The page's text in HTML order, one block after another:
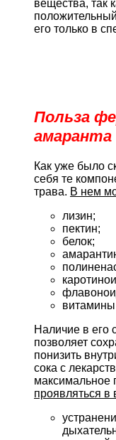
вещества, так
его только в
Польза
амаранта
Как уже было
себя те
трава. В нем
лизин;
пектин;
белок;
витамины
Наличие в его
позволяет
понизить
сока с
максимальное
проявляться в